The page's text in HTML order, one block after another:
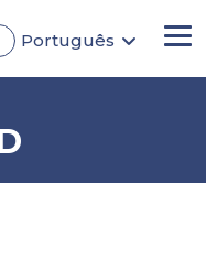
Português